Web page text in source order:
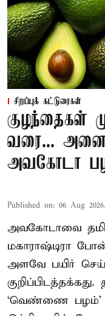
சிறப்புக் கட்டுரைகள்
குழந்தைகள்
வரை...
அவகோடா
Published on: 06 Aug
அவகோடாவை
மகாராஷ்டிரா
அளவே பயிர்
‘வெண்ணை பழம்’